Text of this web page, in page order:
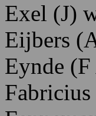
Exel (J)
Eijbers
Eynde (F
Fabricius